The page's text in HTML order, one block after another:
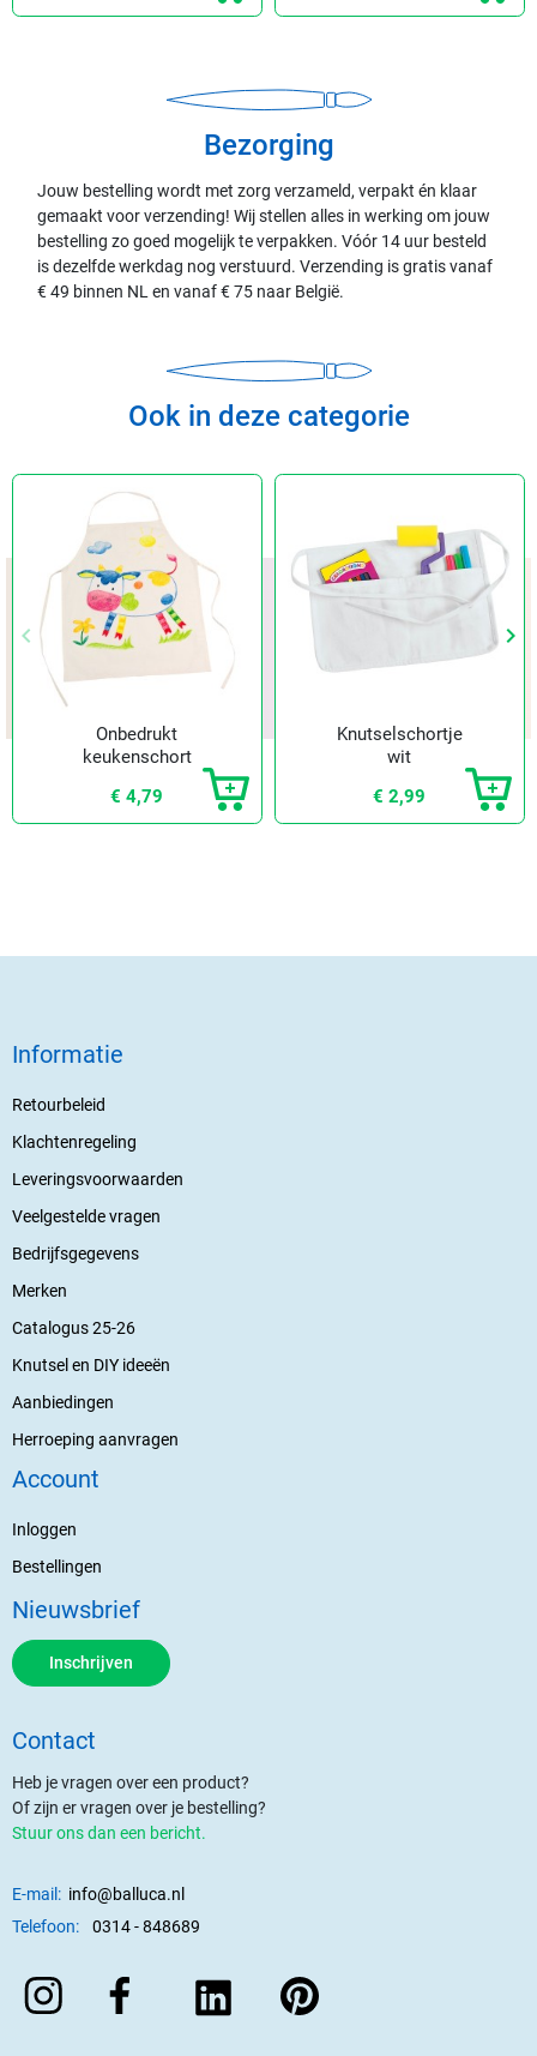
Vorige
keyboard_arrow_left keyboard_arrow_right
Bezorging
Jouw bestelling wordt met zorg verzameld, verpakt én klaar
gemaakt voor verzending! Wij stellen alles in werking om jouw
bestelling zo goed mogelijk te verpakken. Vóór 14 uur besteld
is dezelfde werkdag nog verstuurd. Verzending is gratis vanaf
€ 49 binnen NL en vanaf € 75 naar België.
Ook in deze categorie
Onbedrukt
keukenschort
€ 4,79
Knutselschortje
wit
€ 2,99
Informatie
Retourbeleid
Klachtenregeling
Leveringsvoorwaarden
Veelgestelde vragen
Bedrijfsgegevens
Merken
Catalogus 25-26
Knutsel en DIY ideeën
Aanbiedingen
Herroeping aanvragen
Account
Inloggen
Bestellingen
Nieuwsbrief
Inschrijven
Contact
Heb je vragen over een product?
Of zijn er vragen over je bestelling?
Stuur ons dan een bericht.
E-mail: info@balluca.nl
Telefoon:
0314 - 848689